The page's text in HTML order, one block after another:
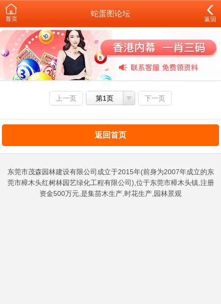
首页
蛇蛋图论坛
返回
上一页 第1页 下一页
返回首页
东莞市茂森园林建设有限公司成立于2015年(前身为2007年成立的东
莞市樟木头红树林园艺绿化工程有限公司),位于东莞市樟木头镇,注册
资金500万元,是集苗木生产,时花生产,园林景观